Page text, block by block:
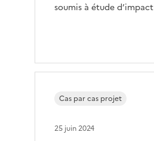
soumis à étude d’impact
Cas par cas projet
25 juin 2024